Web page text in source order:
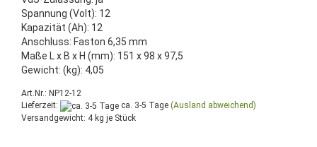
Spannung (Volt): 12
Kapazität (Ah): 12
Anschluss: Faston 6,35 mm
Maße L x B x H (mm): 151 x 98 x 97,5
Gewicht: (kg): 4,05
Art.Nr.: NP12-12
Lieferzeit:
ca. 3-5 Tage (Ausland abweichend)
Versandgewicht: 4kg je Stück